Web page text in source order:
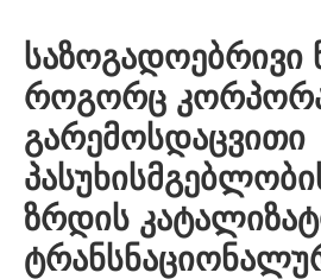
საზოგადოებრივი
როგორც
გარემოსდაცვითი
ზრდის